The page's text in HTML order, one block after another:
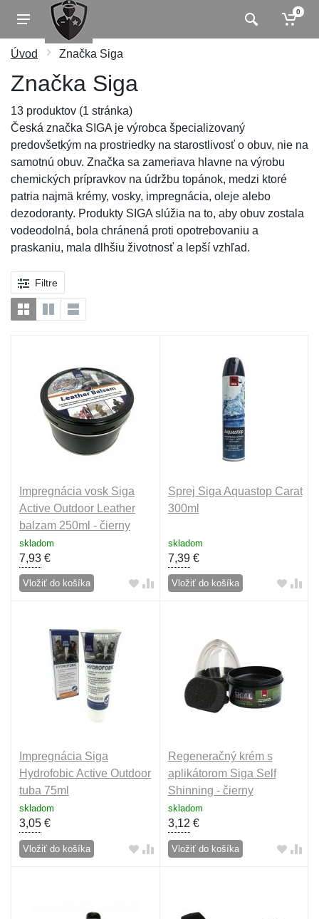
0
Úvod Značka Siga
Značka Siga
13 produktov (1 stránka)
Česká značka SIGA je výrobca špecializovaný
predovšetkým na prostriedky na starostlivosť o obuv, nie na
samotnú obuv. Značka sa zameriava hlavne na výrobu
chemických prípravkov na údržbu topánok, medzi ktoré
patria najmä krémy, vosky, impregnácia, oleje alebo
dezodoranty. Produkty SIGA slúžia na to, aby obuv zostala
vodeodolná, bola chránená proti opotrebovaniu a
praskaniu, mala dlhšiu životnosť a lepší vzhľad.
Filtre
Impregnácia vosk Siga
Active Outdoor Leather
balzam 250ml - čierny
skladom
7,93 €
Vložiť do košíka
Sprej Siga Aquastop Carat
300ml
skladom
7,39€
Vložiť do košíka
Impregnácia Siga
Hydrofobic Active Outdoor
tuba 75ml
skladom
3,05 €
Vložiť do košíka
Regeneračný krém s
aplikátorom Siga Self
Shinning - čierny
skladom
3,12 €
Vložiť do košíka